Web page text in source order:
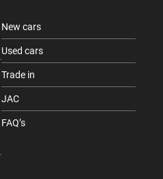
New cars
Used cars
Trade in
JAC
FAQ’s